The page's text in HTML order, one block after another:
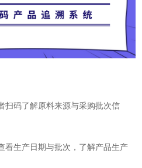
码了解原料来源与采购批次信
生产日期与批次，了解产品生产